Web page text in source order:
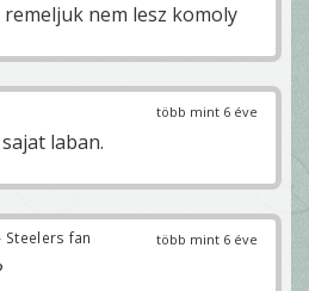
nem lesz komoly
több mint 6 éve
laban.
több mint 6 éve
fan